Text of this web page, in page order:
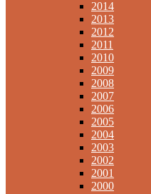
2014
2013
2012
2011
2010
2009
2008
2007
2006
2005
2004
2003
2002
2001
2000